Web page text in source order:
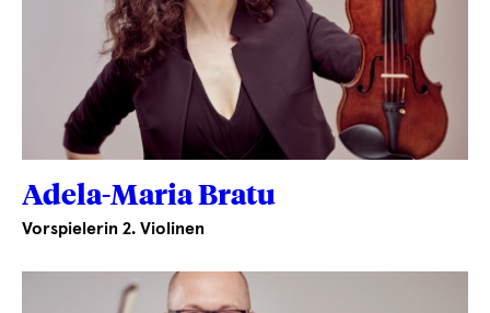
Adela-Maria Bratu
Vorspielerin 2. Violinen